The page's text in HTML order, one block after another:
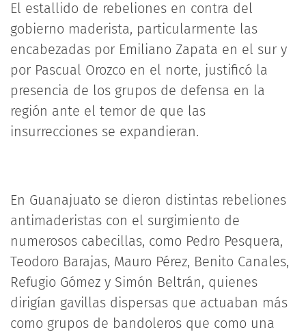
El estallido de rebeliones en contra del
gobierno maderista, particularmente las
encabezadas por Emiliano Zapata en el sur y
por Pascual Orozco en el norte, justificó la
presencia de los grupos de defensa en la
región ante el temor de que las
insurrecciones se expandieran.
En Guanajuato se dieron distintas rebeliones
antimaderistas con el surgimiento de
numerosos cabecillas, como Pedro Pesquera,
Teodoro Barajas, Mauro Pérez, Benito Canales,
Refugio Gómez y Simón Beltrán, quienes
dirigían gavillas dispersas que actuaban más
como grupos de bandoleros que como una